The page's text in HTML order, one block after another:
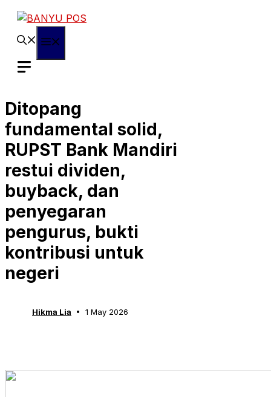
Skip
content
Ditopang
fundamental solid,
RUPST Bank Mandiri
restui dividen,
buyback, dan
penyegaran
pengurus, bukti
kontribusi untuk
negeri
Hikma Lia 1 May 2026